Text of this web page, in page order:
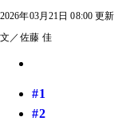
2026年03月21日 08:00 更新
文／佐藤 佳
#1
#2